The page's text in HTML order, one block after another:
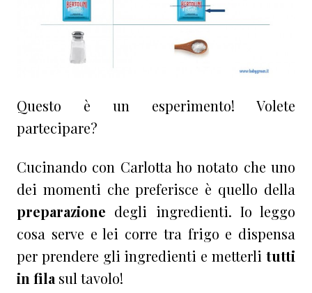
Questo è un esperimento! Volete
partecipare?
Cucinando con Carlotta ho notato che uno
dei momenti che preferisce è quello della
preparazione degli ingredienti. Io leggo
cosa serve e lei corre tra frigo e dispensa
per prendere gli ingredienti e metterli tutti
in fila sul tavolo!